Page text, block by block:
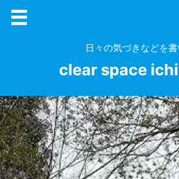
日々の気づきなどを書
clear space